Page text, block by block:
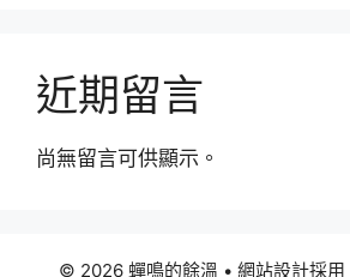
近期留言
尚無留言可供顯示。
© 2026 蟬鳴的餘溫 • 網站設計採用